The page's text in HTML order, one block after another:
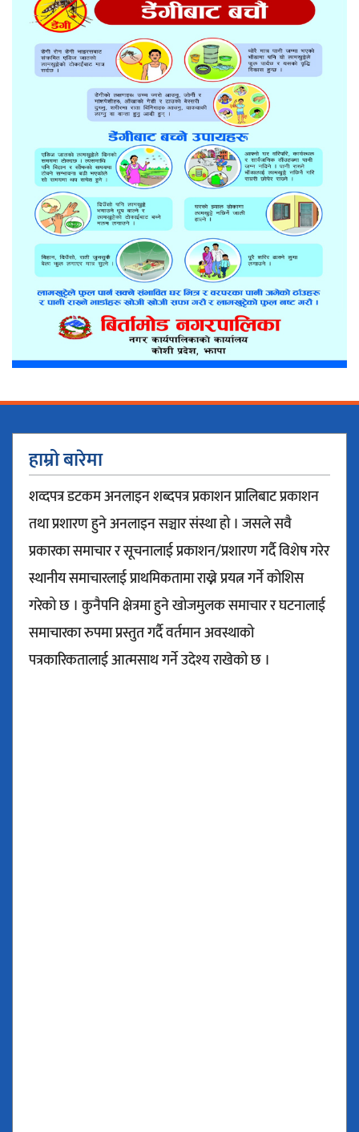
हाम्रो बारेमा
शव्दपत्र डटकम अनलाइन शब्दपत्र प्रकाशन प्रालिबाट प्रकाशन
तथा प्रशारण हुने अनलाइन सञ्चार संस्था हो । जसले सवै
प्रकारका समाचार र सूचनालाई प्रकाशन/प्रशारण गर्दै विशेष गरेर
स्थानीय समाचारलाई प्राथमिकतामा राख्ने प्रयत्न गर्ने कोशिस
गरेको छ । कुनैपनि क्षेत्रमा हुने खोजमुलक समाचार र घटनालाई
समाचारका रुपमा प्रस्तुत गर्दै वर्तमान अवस्थाको
पत्रकारिकतालाई आत्मसाथ गर्ने उदेश्य राखेको छ ।